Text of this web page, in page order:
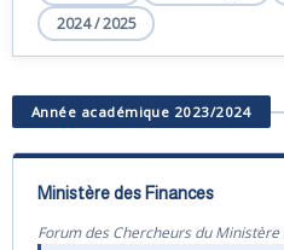
2024 / 2025
Année académique 2023/2024
Ministère des Finances
Forum des Chercheurs du